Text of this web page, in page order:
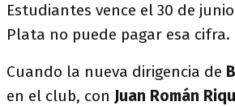
Estudiantes vence el 30 de
Plata no puede pagar esa cifra.
Cuando la nueva dirigencia de
en el club, con Juan Román